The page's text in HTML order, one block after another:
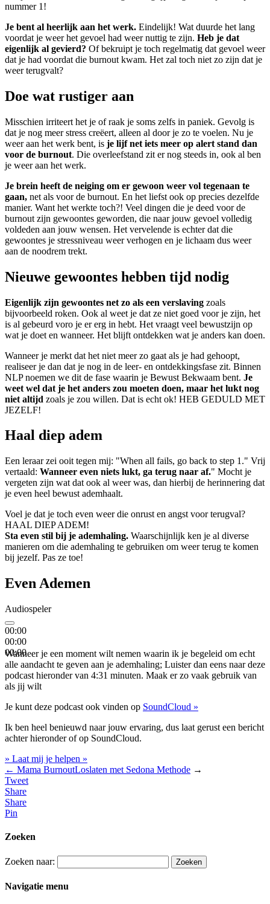
nummer 1!
Je bent al heerlijk aan het werk. Eindelijk! Wat duurde het lang
voordat je weer het gevoel had weer nuttig te zijn. Heb je dat
eigenlijk al gevierd? Of bekruipt je toch regelmatig dat gevoel weer
dat je had voordat die burnout kwam. Het zal toch niet zo zijn dat je
weer terugvalt?
Doe wat rustiger aan
Misschien irriteert het je of raak je soms zelfs in paniek. Gevolg is
dat je nog meer stress creëert, alleen al door je zo te voelen. Nu je
weer aan het werk bent, is je lijf net iets meer op alert stand dan
voor de burnout. Die overleefstand zit er nog steeds in, ook al ben
je weer aan het werk.
Je brein heeft de neiging om er gewoon weer vol tegenaan te
gaan, net als voor de burnout. En het liefst ook op precies dezelfde
manier. Want het werkte toch?! Veel dingen die je deed voor de
burnout zijn gewoontes geworden, die naar jouw gevoel volledig
voldeden aan jouw wensen. Het vervelende is echter dat die
gewoontes je stressniveau weer verhogen en je lichaam dus weer
aan de noodrem trekt.
Nieuwe gewoontes hebben tijd nodig
Eigenlijk zijn gewoontes net zo als een verslaving zoals
bijvoorbeeld roken. Ook al weet je dat ze niet goed voor je zijn, het
is al gebeurd voro je er erg in hebt. Het vraagt veel bewustzijn op
wat je doet en wanneer. Het blijft ontdekken wat je anders kan doen.
Wanneer je merkt dat het niet meer zo gaat als je had gehoopt,
realiseer je dan dat je nog in de leer- en ontdekkingsfase zit. Binnen
NLP noemen we dit de fase waarin je Bewust Bekwaam bent. Je
weet wel dat je het anders zou moeten doen, maar het lukt nog
niet altijd zoals je zou willen. Dat is echt ok! HEB GEDULD MET
JEZELF!
Haal diep adem
Een leraar zei ooit tegen mij: "When all fails, go back to step 1." Vrij
vertaald: Wanneer even niets lukt, ga terug naar af." Mocht je
vergeten zijn wat dat ook al weer was, dan hierbij de herinnering dat
je even heel bewust ademhaalt.
Voel je dat je toch even weer die onrust en angst voor terugval?
HAAL DIEP ADEM!
Sta even stil bij je ademhaling. Waarschijnlijk ken je al diverse
manieren om die ademhaling te gebruiken om weer terug te komen
bij jezelf. Pas ze toe!
Even Ademen
Audiospeler
00:00
00:00
00:00
Wanneer je een moment wilt nemen waarin ik je begeleid om echt
alle aandacht te geven aan je ademhaling; Luister dan eens naar deze
podcast hieronder van 4:31 minuten. Maak er zo vaak gebruik van
als jij wilt
Je kunt deze podcast ook vinden op SoundCloud »
Ik ben heel benieuwd naar jouw ervaring, dus laat gerust een bericht
achter hieronder of op SoundCloud.
» Laat mij je helpen »
← Mama BurnoutLoslaten met Sedona Methode →
Tweet
Share
Share
Pin
Zoeken
Zoeken naar:
Navigatie menu